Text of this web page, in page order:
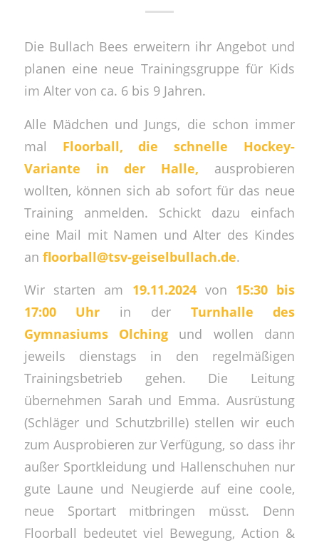
Die Bullach Bees erweitern ihr Angebot und
planen eine neue Trainingsgruppe für Kids
im Alter von ca. 6 bis 9 Jahren.
Alle Mädchen und Jungs, die schon immer
mal Floorball, die schnelle Hockey-
Variante in der Halle, ausprobieren
wollten, können sich ab sofort für das neue
Training anmelden. Schickt dazu einfach
eine Mail mit Namen und Alter des Kindes
an floorball@tsv-geiselbullach.de.
Wir starten am 19.11.2024von 15:30 bis
17:00 Uhr in der Turnhalle des
Gymnasiums Olching und wollen dann
jeweils dienstags in den regelmäßigen
Trainingsbetrieb gehen. Die Leitung
übernehmen Sarah und Emma. Ausrüstung
(Schläger und Schutzbrille) stellen wir euch
zum Ausprobieren zur Verfügung, so dass ihr
außer Sportkleidung und Hallenschuhen nur
gute Laune und Neugierde auf eine coole,
neue Sportart mitbringen müsst. Denn
Floorball bedeutet viel Bewegung, Action &